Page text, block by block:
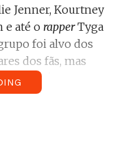
Jenner, Kourtney
e até o rapperTyga
foi alvo dos
dos fãs, mas
A família